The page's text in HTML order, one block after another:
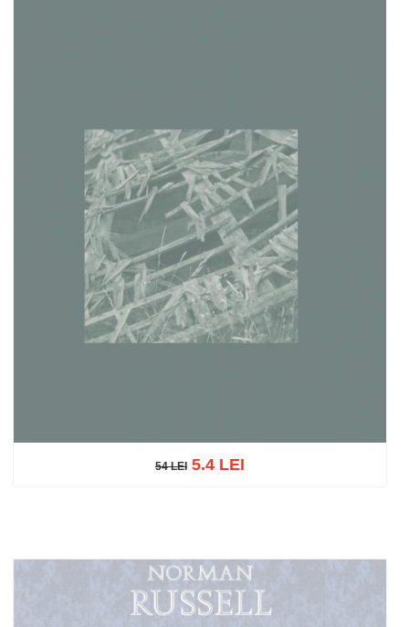
54 LEI
54 LEI 5.4 LEI